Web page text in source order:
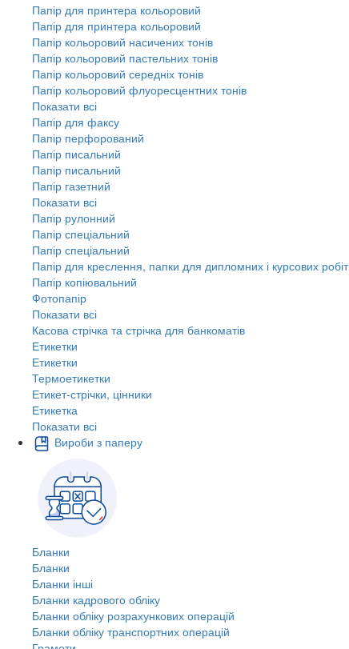
Папір для принтера кольоровий
Папір для принтера кольоровий
Папір кольоровий насичених тонів
Папір кольоровий пастельних тонів
Папір кольоровий середніх тонів
Папір кольоровий флуоресцентних тонів
Показати всі
Папір для факсу
Папір перфорований
Папір писальний
Папір писальний
Папір газетний
Показати всі
Папір рулонний
Папір спеціальний
Папір спеціальний
Папір для креслення, папки для дипломних і курсових робіт
Папір копіювальний
Фотопапір
Показати всі
Касова стрічка та стрічка для банкоматів
Етикетки
Етикетки
Термоетикетки
Етикет-стрічки, цінники
Етикетка
Показати всі
Вироби з паперу
Бланки
Бланки
Бланки інші
Бланки кадрового обліку
Бланки обліку розрахункових операцій
Бланки обліку транспортних операцій